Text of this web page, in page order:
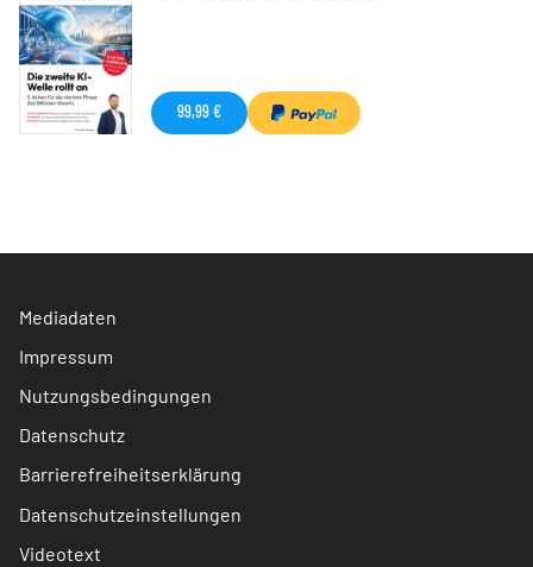
99,99 €
Mediadaten
Impressum
Nutzungsbedingungen
Datenschutz
Barrierefreiheitserklärung
Datenschutzeinstellungen
Videotext